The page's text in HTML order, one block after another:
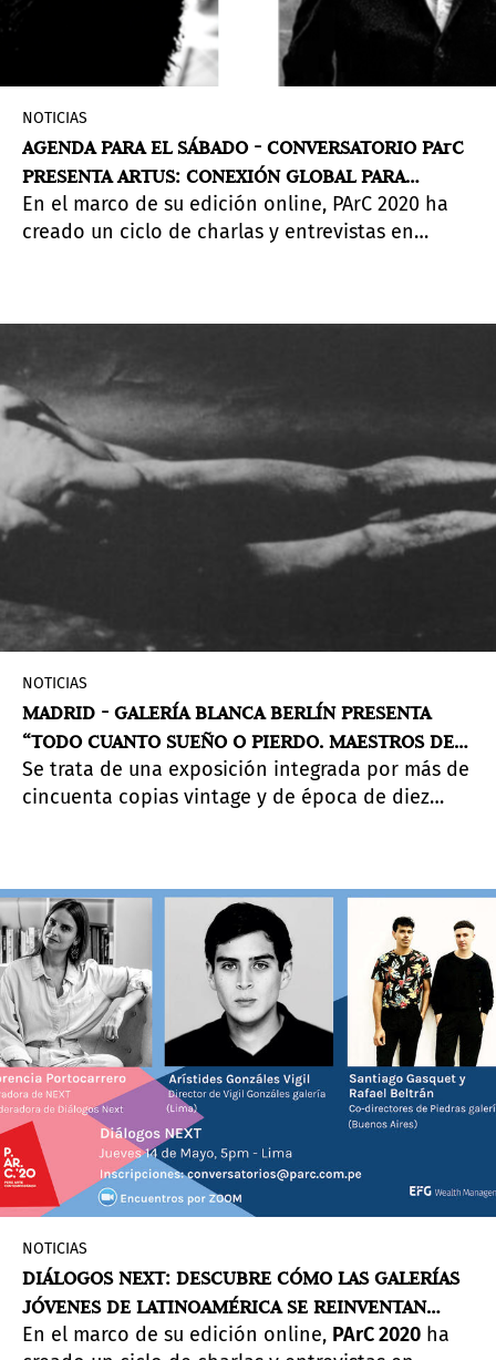
NOTICIAS
AGENDA PARA EL SÁBADO - CONVERSATORIO PArC
PRESENTA ARTUS: CONEXIÓN GLOBAL PARA
ARTISTAS
En el marco de su edición online, PArC 2020 ha
creado un ciclo de charlas y entrevistas en
NOTICIAS
MADRID - GALERÍA BLANCA BERLÍN PRESENTA
“TODO CUANTO SUEÑO O PIERDO. MAESTROS DEL
VINTAGE (1903 –1991)”
Se trata de una exposición integrada por más de
cincuenta copias vintage y de época de diez
NOTICIAS
DIÁLOGOS NEXT: DESCUBRE CÓMO LAS GALERÍAS
JÓVENES DE LATINOAMÉRICA SE REINVENTAN
FRENTE A LA CRISIS.
En el marco de su edición online, PArC 2020 ha